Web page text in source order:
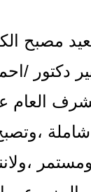
مصبح
دكتور /
العام
شاملة